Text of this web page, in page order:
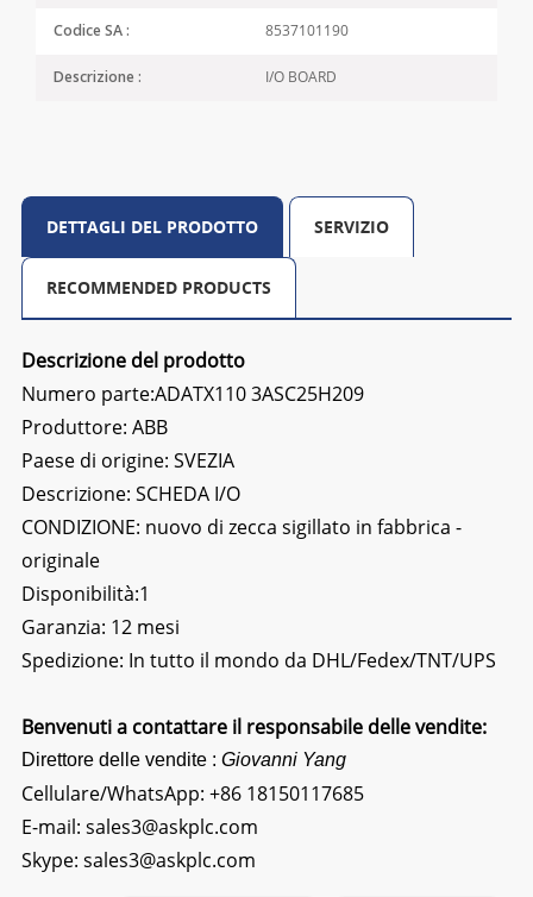
Codice SA : 8537101190
Descrizione : I/O BOARD
DETTAGLI DEL PRODOTTO SERVIZIO
RECOMMENDED PRODUCTS
Descrizione del prodotto
Numero parte:ADATX110 3ASC25H209
Produttore: ABB
Paese di origine: SVEZIA
Descrizione: SCHEDA I/O
CONDIZIONE: nuovo di zecca sigillato in fabbrica -
originale
Disponibilità:1
Garanzia: 12 mesi
Spedizione: In tutto il mondo da DHL/Fedex/TNT/UPS
Benvenuti a contattare il responsabile delle vendite:
Direttore delle vendite : Giovanni Yang
Cellulare/WhatsApp: +86 18150117685
E-mail: sales3@askplc.com
Skype: sales3@askplc.com